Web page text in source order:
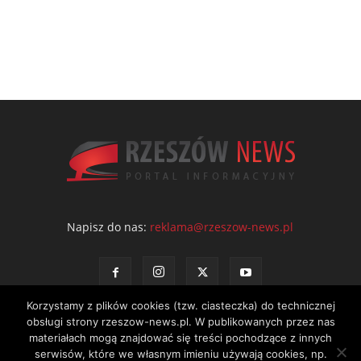
Napisz do nas: reklama@rzeszow-news.pl
Kontakt Polityka prywatności Regulamin portalu
Korzystamy z plików cookies (tzw. ciasteczka) do technicznej
obsługi strony rzeszow-news.pl. W publikowanych przez nas
materiałach mogą znajdować się treści pochodzące z innych
serwisów, które we własnym imieniu używają cookies, np.